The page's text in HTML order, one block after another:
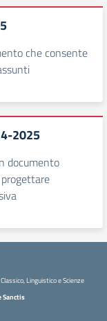
che consente
2025
documento
Linguistico e Scienze
Sanctis